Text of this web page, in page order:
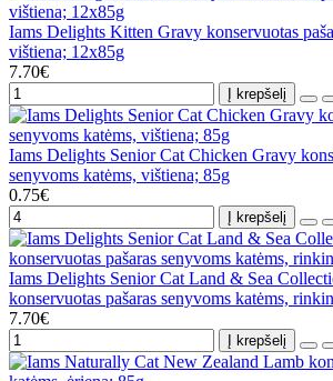
Iams Delights Kitten Gravy konservuotas
vištiena; 12x85g
7.70€
Į krepšelį
Iams Delights Senior Cat Chicken Gravy
senyvoms katėms, vištiena; 85g
0.75€
Į krepšelį
Iams Delights Senior Cat Land & Sea
konservuotas pašaras senyvoms katėms,
7.70€
Į krepšelį